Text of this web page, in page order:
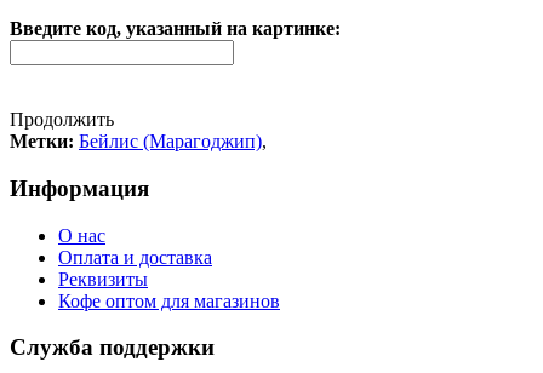
Введите код, указанный на картинке:
Продолжить
Метки: Бейлис (Марагоджип),
Информация
О нас
Оплата и доставка
Реквизиты
Кофе оптом для магазинов
Служба поддержки